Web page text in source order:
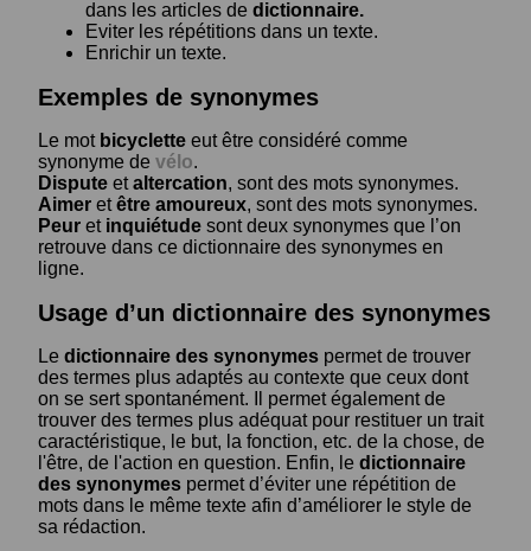
dans les articles de dictionnaire.
Eviter les répétitions dans un texte.
Enrichir un texte.
Exemples de synonymes
Le mot bicyclette eut être considéré comme
synonyme de vélo.
Dispute etaltercation, sont des mots synonymes.
Aimer etêtre amoureux, sont des mots synonymes.
Peur et inquiétude sont deux synonymes que l’on
retrouve dans ce dictionnaire des synonymes en
ligne.
Usage d’un dictionnaire des synonymes
Le dictionnaire des synonymes permet de trouver
des termes plus adaptés au contexte que ceux dont
on se sert spontanément. Il permet également de
trouver des termes plus adéquat pour restituer un trait
caractéristique, le but, la fonction, etc. de la chose, de
l'être, de l'action en question. Enfin, le dictionnaire
des synonymes permet d’éviter une répétition de
mots dans le même texte afin d’améliorer le style de
sa rédaction.